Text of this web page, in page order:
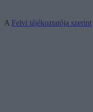
A Felvi tájékoztatója szerint